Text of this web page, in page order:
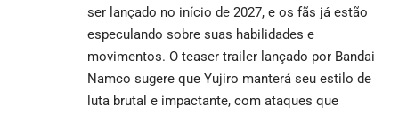
ser lançado no início de 2027, e os fãs já estão
especulando sobre suas habilidades e
movimentos. O teaser trailer lançado por Bandai
Namco sugere que Yujiro manterá seu estilo de
luta brutal e impactante, com ataques que